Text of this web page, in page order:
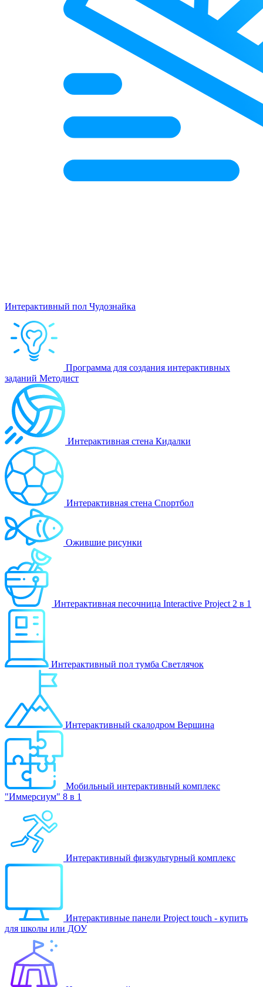
Интерактивный пол Чудознайка
Программа для создания интерактивных
заданий Методист
Интерактивная стена Кидалки
Интерактивная стена Спортбол
Ожившие рисунки
Интерактивная песочница Interactive Project 2 в 1
Интерактивный пол тумба Светлячок
Интерактивный скалодром Вершина
Мобильный интерактивный комплекс
"Иммерсиум" 8 в 1
Интерактивный физкультурный комплекс
Интерактивные панели Project touch - купить
для школы или ДОУ